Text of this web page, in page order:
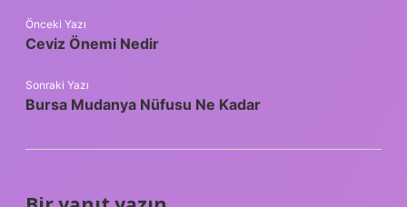
Önceki Yazı
Ceviz Önemi Nedir
Sonraki Yazı
Bursa Mudanya Nüfusu Ne Kadar